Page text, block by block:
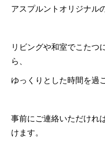
アスプルントオリジナル
リビングや和室でこたつ
ら、
ゆっくりとした時間を過
事前にご連絡いただけれ
けます。